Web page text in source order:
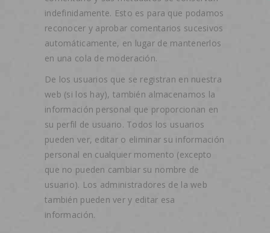
indefinidamente. Esto es para que podamos
reconocer y aprobar comentarios sucesivos
automáticamente, en lugar de mantenerlos
en una cola de moderación.
De los usuarios que se registran en nuestra
web (si los hay), también almacenamos la
información personal que proporcionan en
su perfil de usuario. Todos los usuarios
pueden ver, editar o eliminar su información
personal en cualquier momento (excepto
que no pueden cambiar su nombre de
usuario). Los administradores de la web
también pueden ver y editar esa
información.